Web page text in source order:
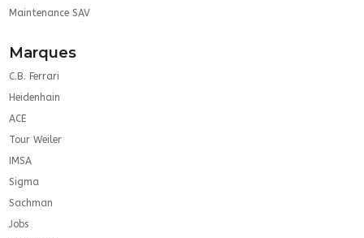
Maintenance SAV
Marques
C.B. Ferrari
Heidenhain
ACE
Tour Weiler
IMSA
Sigma
Sachman
Jobs